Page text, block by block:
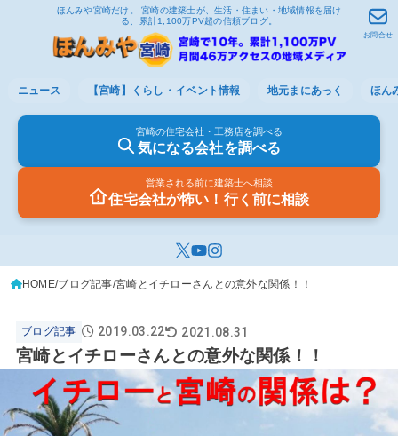
ほんみや宮崎だけ。 宮崎の建築士が、生活・住まい・地域情報を届け
る、累計1,100万PV超の信頼ブログ。
ニュース 【宮崎】くらし・イベント情報 地元まにあっく ほん
宮崎の住宅会社・工務店を調べる
気になる会社を調べる
営業される前に建築士へ相談
住宅会社が怖い！行く前に相談
お問合せ
HOME ブログ記事 宮崎とイチローさんとの意外な関係！！
ブログ記事 2019.03.22 2021.08.31
宮崎とイチローさんとの意外な関係！！